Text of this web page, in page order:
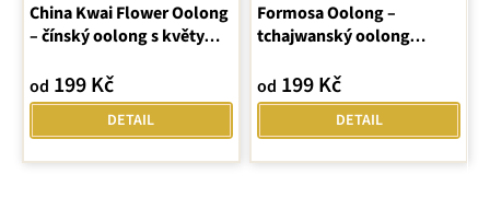
China Kwai Flower Oolong
– čínský oolong s květy
hodnocení
produktu
5,0
5
hvězdiček.
od 199 Kč
DETAIL
Formosa Oolong –
tchajwanský oolong
od 199 Kč
DETAIL